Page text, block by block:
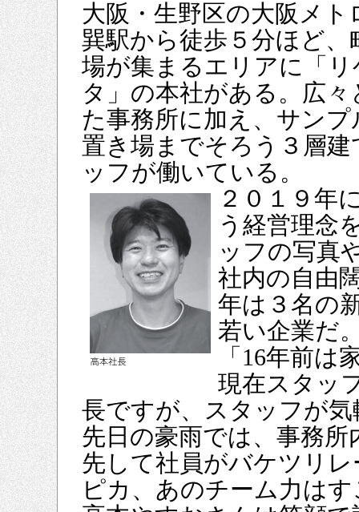
大阪・生野区の大阪メト
巽駅から徒歩５分ほど、
場が集まるエリアに「リ
タ」の本社がある。広々
た事務所に加え、サン
置き場までそろう３層
ッフが働いている。
２０１９年
う経営理念
ッフの写真
社内の自由
年は３名の
若い企業だ
「16年前は
現在スタッ
長ですが、スタッフが
先日の豪雨では、事務
先して社員がバケツリ
ピカ、あのチーム力は